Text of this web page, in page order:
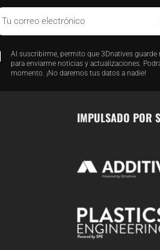
Tu correo electrónico
Al suscribirme, permito que 3Dnatives
para enviarme noticias y actualizaciones.
momento. ¡No daremos tus datos a nadie!
IMPULSADO POR